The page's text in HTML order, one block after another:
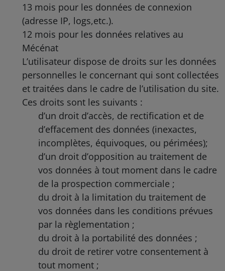
13 mois pour les données de connexion
(adresse IP, logs,etc.).
12 mois pour les données relatives au
Mécénat
L’utilisateur dispose de droits sur les données
personnelles le concernant qui sont collectées
et traitées dans le cadre de l’utilisation du site.
Ces droits sont les suivants :
d’un droit d’accès, de rectification et de
d’effacement des données (inexactes,
incomplètes, équivoques, ou périmées);
d’un droit d’opposition au traitement de
vos données à tout moment dans le cadre
de la prospection commerciale ;
du droit à la limitation du traitement de
vos données dans les conditions prévues
par la règlementation ;
du droit à la portabilité des données ;
du droit de retirer votre consentement à
tout moment ;